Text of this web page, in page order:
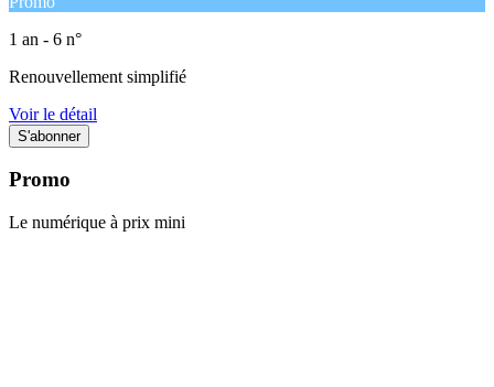
1 an - 6 n°
Renouvellement simplifié
Voir le détail
Promo
Le numérique à prix mini